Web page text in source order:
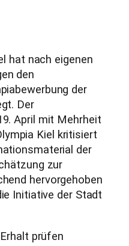
hat nach eigenen
den
der
Der
April mit Mehrheit
Kiel kritisiert
der
zur
hervorgehoben
Initiative der Stadt
prüfen